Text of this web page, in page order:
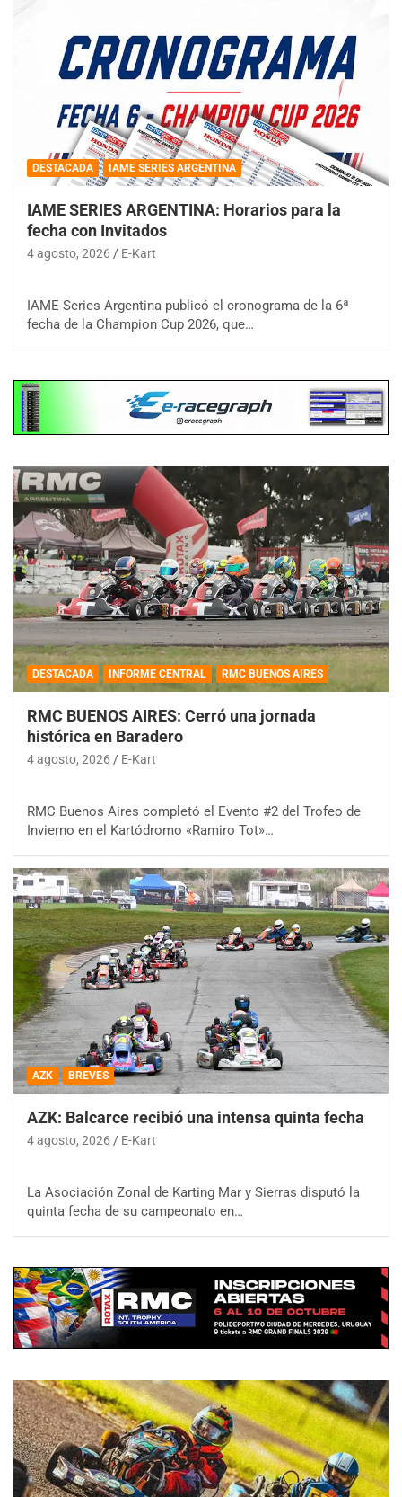
DESTACADA IAME SERIES ARGENTINA
IAME SERIES ARGENTINA: Horarios para la
fecha con Invitados
4 agosto, 2026 E-Kart
IAME Series Argentina publicó el cronograma de la 6ª
fecha de la Champion Cup 2026, que…
DESTACADA INFORME CENTRAL RMC BUENOS AIRES
RMC BUENOS AIRES: Cerró una jornada
histórica en Baradero
4 agosto, 2026 E-Kart
RMC Buenos Aires completó el Evento #2 del Trofeo de
Invierno en el Kartódromo «Ramiro Tot»…
AZK BREVES
AZK: Balcarce recibió una intensa quinta fecha
4 agosto, 2026 E-Kart
La Asociación Zonal de Karting Mar y Sierras disputó la
quinta fecha de su campeonato en…